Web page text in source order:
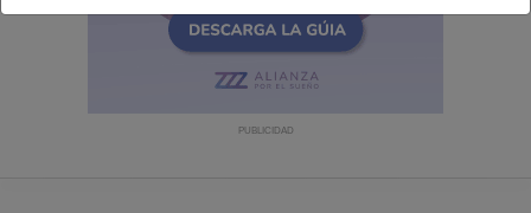
facultados para prescribir o dispensar medicamentos
con ejercicio profesional. La información técnica de los
fármacos se facilita a título meramente informativo,
PUBLICIDAD